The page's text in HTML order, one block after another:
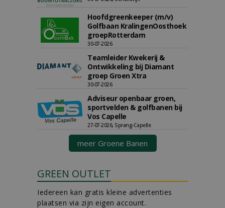
Hoofdgreenkeeper (m/v)
Golfbaan KralingenOosthoek
groepRotterdam
30-07-2026
Teamleider Kwekerij &
Ontwikkeling bij Diamant
groep Groen Xtra
30-07-2026
Adviseur openbaar groen,
sportvelden & golfbanen bij
Vos Capelle
27-07-2026, Sprang-Capelle
meer Groene Banen
GREEN OUTLET
Iedereen kan gratis kleine advertenties
plaatsen via zijn eigen account.